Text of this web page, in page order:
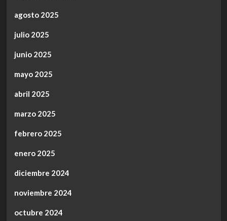
agosto 2025
julio 2025
junio 2025
mayo 2025
abril 2025
marzo 2025
febrero 2025
enero 2025
diciembre 2024
noviembre 2024
octubre 2024